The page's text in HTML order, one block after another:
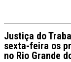
Justiça do
sexta-feira os
no Rio Grande